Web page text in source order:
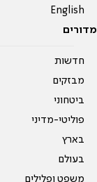
English
מדורים
חדשות
מבזקים
ביטחוני
פוליטי-מדיני
בארץ
בעולם
משפט ופלילים